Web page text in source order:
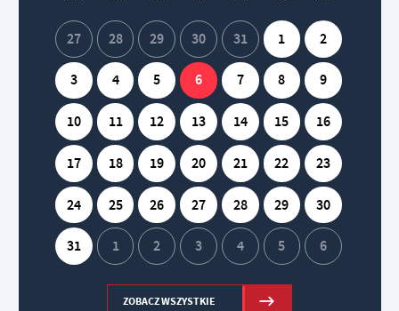
27 28 29 30 31 1 2
3 4 5 6 7 8 9
10 11 12 13 14 15 16
17 18 19 20 21 22 23
24 25 26 27 28 29 30
31 1 2 3 4 5 6
ZOBACZ WSZYSTKIE